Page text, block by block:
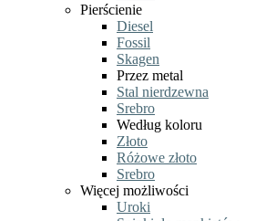
Pierścienie
Diesel
Fossil
Skagen
Przez metal
Stal nierdzewna
Srebro
Według koloru
Złoto
Różowe złoto
Srebro
Więcej możliwości
Uroki